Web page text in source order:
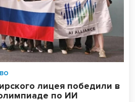
лицея победили в
по ИИ